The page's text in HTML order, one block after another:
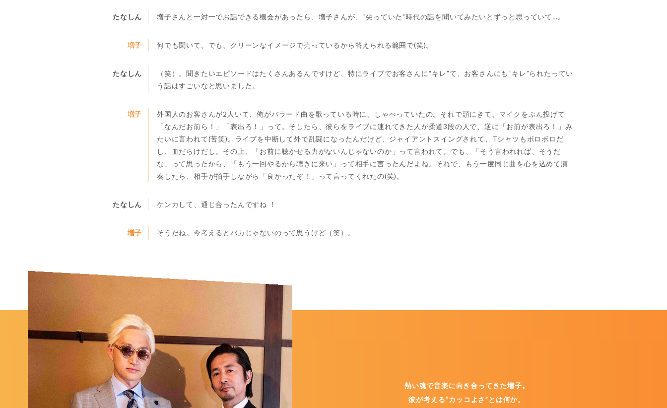
たなしん 増子さんと一対一でお話できる機会があったら、増子さんが、“尖っていた”時代の話を聞いてみたいとずっと思っていて…。
増子 何でも聞いて。でも、クリーンなイメージで売っているから答えられる範囲で(笑)。
たなしん
（笑）。聞きたいエピソードはたくさんあるんですけど、特にライブでお客さんに“キレ”て、お客さんにも“キレ”られたってい
う話はすごいなと思いました。
増子
外国人のお客さんが2人いて、俺がバラード曲を歌っている時に、しゃべっていたの。それで頭にきて、マイクをぶん投げて
「なんだお前ら！」「表出ろ！」って。そしたら、彼らをライブに連れてきた人が柔道3段の人で、逆に「お前が表出ろ！」み
たいに言われて(苦笑)。ライブを中断して外で乱闘になったんだけど、ジャイアントスイングされて、Tシャツもボロボロだ
し、血だらけだし。その上、「お前に聴かせる力がないんじゃないのか」って言われて。でも、「そう言われれば、そうだ
な」って思ったから、「もう一回やるから聴きに来い」って相手に言ったんだよね。それで、もう一度同じ曲を心を込めて演
奏したら、相手が拍手しながら「良かったぞ！」って言ってくれたの(笑)。
たなしん ケンカして、通じ合ったんですね ！
増子 そうだね。今考えるとバカじゃないのって思うけど（笑）。
熱い魂で音楽に向き合ってきた増子。
彼が考える“カッコよさ”とは何か。